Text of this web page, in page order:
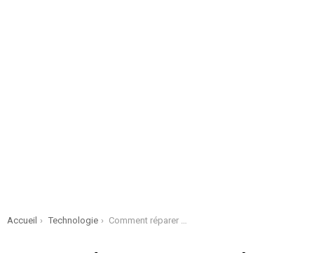
You are here:
Accueil Technologie Comment réparer une carte mère morte